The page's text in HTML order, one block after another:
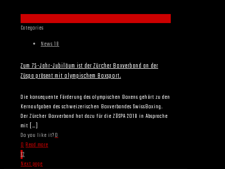
Categories
News 18
Zum 75-Jahr-Jubiläum ist der Zürcher Boxverband an der
Züspa präsent mit olympischem Boxsport.
Die konsequente Förderung des olympischen Boxens gehört zu den
Kernaufgaben des schweizerischen Boxverbandes SwissBoxing.
Der Zürcher Boxverband hat dazu für die ZÜSPA 2018 in Absprache
mit […]
Do you like it?0
0Read more
12
Next page